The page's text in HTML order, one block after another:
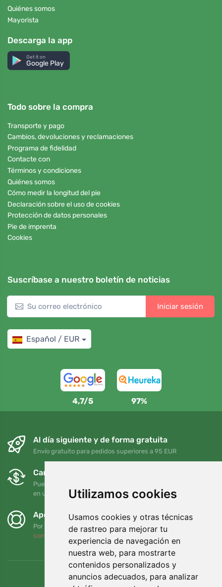
Utilizamos cookies
Usamos cookies y otras técnicas
de rastreo para mejorar tu
experiencia de navegación en
nuestra web, para mostrarte
contenidos personalizados y
anuncios adecuados, para analizar
Quiénes somos
Mayorista
Descarga la app
Get it on
Google Play
Todo sobre la compra
Transporte y pago
Cambios, devoluciones y reclamaciones
Programa de fidelidad
Contacte con
Términos y condiciones
Quiénes somos
Cómo medir la longitud del pie
Declaración sobre el uso de cookies
Protección de datos personales
Pie de imprenta
Cookies
Suscríbase a nuestro boletín de noticias
Iniciar sesión
Español / EUR
4,7/5 97%
Al día siguiente y de forma gratuita
Envío gratuito para pedidos superiores a 95 EUR
Cambios y devoluciones gratuitos
Puede devolver o cambiar su pedido en cualquier momento
en un plazo de 90 días
Apoyamos a Trees.org
Por cada pedido plantamos un árbol. Leer más
somos